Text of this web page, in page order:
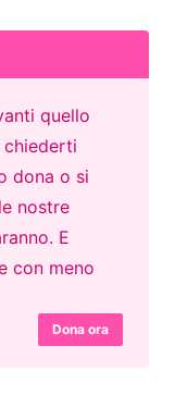
quello
chiederti
dona o si
nostre
E
con meno
Dona ora